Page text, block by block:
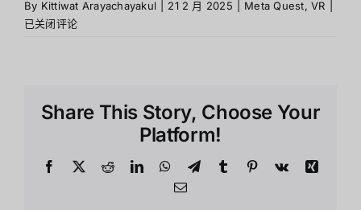
By Kittiwat Arayachayakul 21 2 月 2025 Meta Quest,VR
已关闭评论
Share This Story, Choose Your
Platform!
Facebook
X RedditLinkedInWhatsApp
TelegramTumblr Pinterest
Vk
Xing
Email